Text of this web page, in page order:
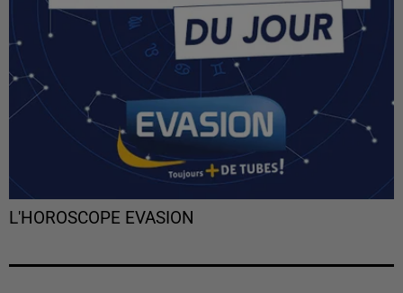
L'HOROSCOPE EVASION